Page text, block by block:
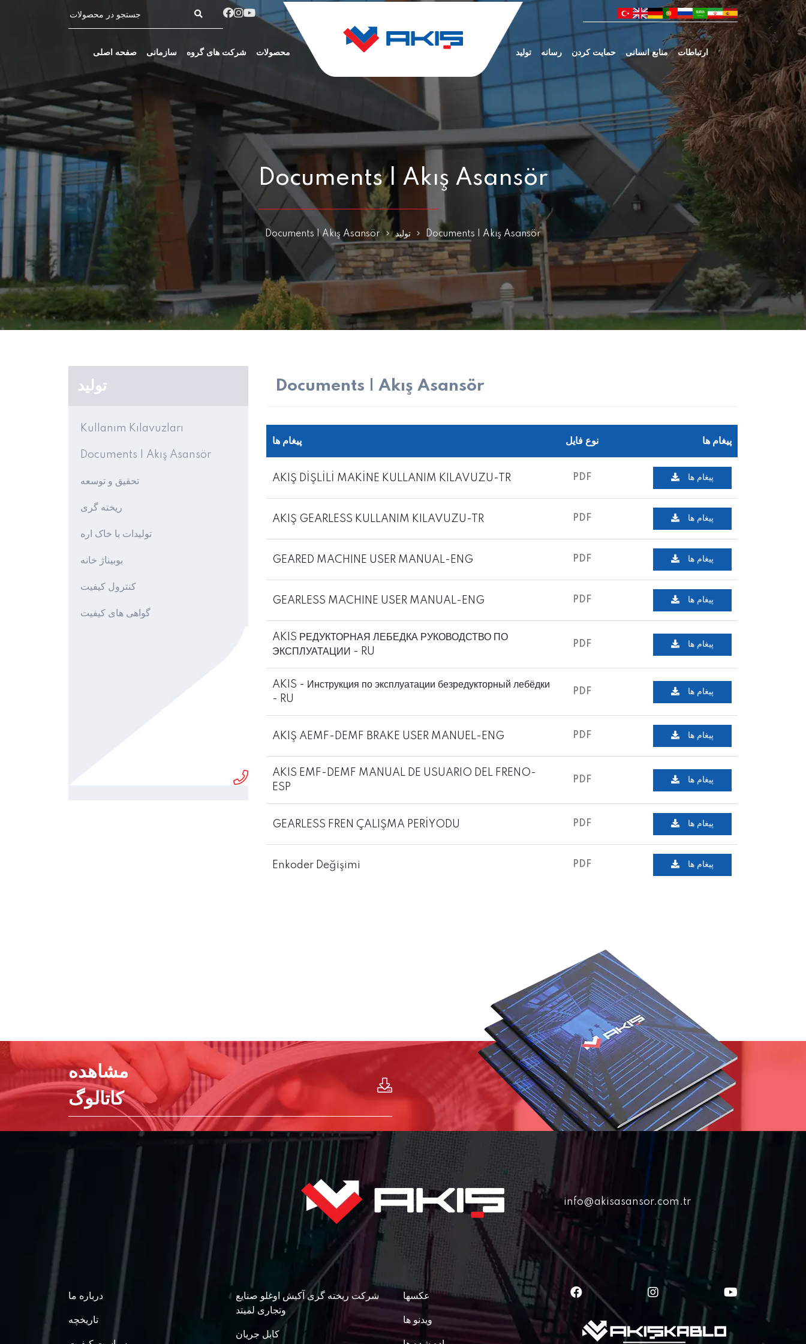
صفحه اصلی سازمانی شرکت های گروه محصولات تولید رسانه حمایت کردن منابع انسانی ارتباطات
Documents | Akış Asansör
Documents | Akış Asansör تولید Documents | Akış Asansör
تولید
Kullanım Kılavuzları
Documents | Akış Asansör
تحقیق و توسعه
ریخته گری
تولیدات با خاک اره
بوبیناژ خانه
کنترول کیفیت
گواهی های کیفیت
Documents | Akış Asansör
پیغام ها نوع فایل پیغام ها
AKIŞ DİŞLİLİ MAKİNE KULLANIM KILAVUZU-TR PDF پیغام ها
AKIŞ GEARLESS KULLANIM KILAVUZU-TR PDF پیغام ها
GEARED MACHINE USER MANUAL-ENG PDF پیغام ها
GEARLESS MACHINE USER MANUAL-ENG PDF پیغام ها
AKIS РЕДУКТОРНАЯ ЛЕБЕДКА РУКОВОДСТВО ПО
ЭКСПЛУАТАЦИИ - RU
PDF پیغام ها
AKIS - Инструкция по эксплуатации безредукторный лебёдки
- RU
PDF پیغام ها
AKIŞ AEMF-DEMF BRAKE USER MANUEL-ENG PDF پیغام ها
AKIS EMF-DEMF MANUAL DE USUARIO DEL FRENO-
ESP
PDF پیغام ها
GEARLESS FREN ÇALIŞMA PERİYODU PDF پیغام ها
Enkoder Değişimi PDF پیغام ها
مشاهده
کاتالوگ
info@akisasansor.com.tr
درباره ما
تاریخچه
شرکت ریخته گری آکیش اوغلو صنایع
وتجاری لمیتد
کابل جریان
عکسها
ویدنو ها